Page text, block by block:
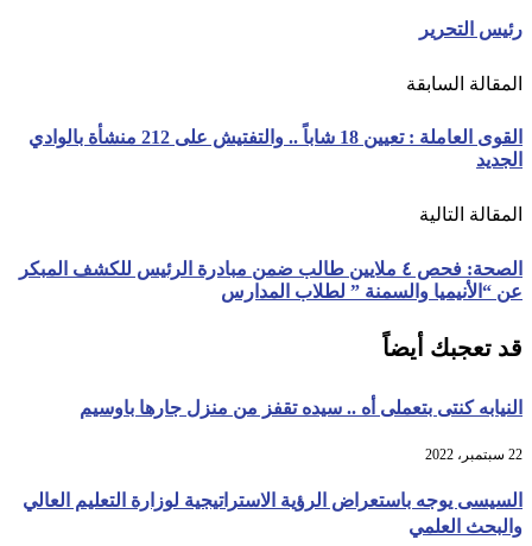
رئيس التحرير
المقالة السابقة
القوى العاملة : تعيين 18 شاباً .. والتفتيش على 212 منشأة بالوادي
الجديد
المقالة التالية
الصحة: فحص ٤ ملايين طالب ضمن مبادرة الرئيس للكشف المبكر
عن “الأنيميا والسمنة ” لطلاب المدارس
قد تعجبك أيضاً
النيابه كنتى بتعملى أه .. سيده تقفز من منزل جارها باوسيم
22 سبتمبر، 2022
السيسى يوجه باستعراض الرؤية الاستراتيجية لوزارة التعليم العالي
والبحث العلمي